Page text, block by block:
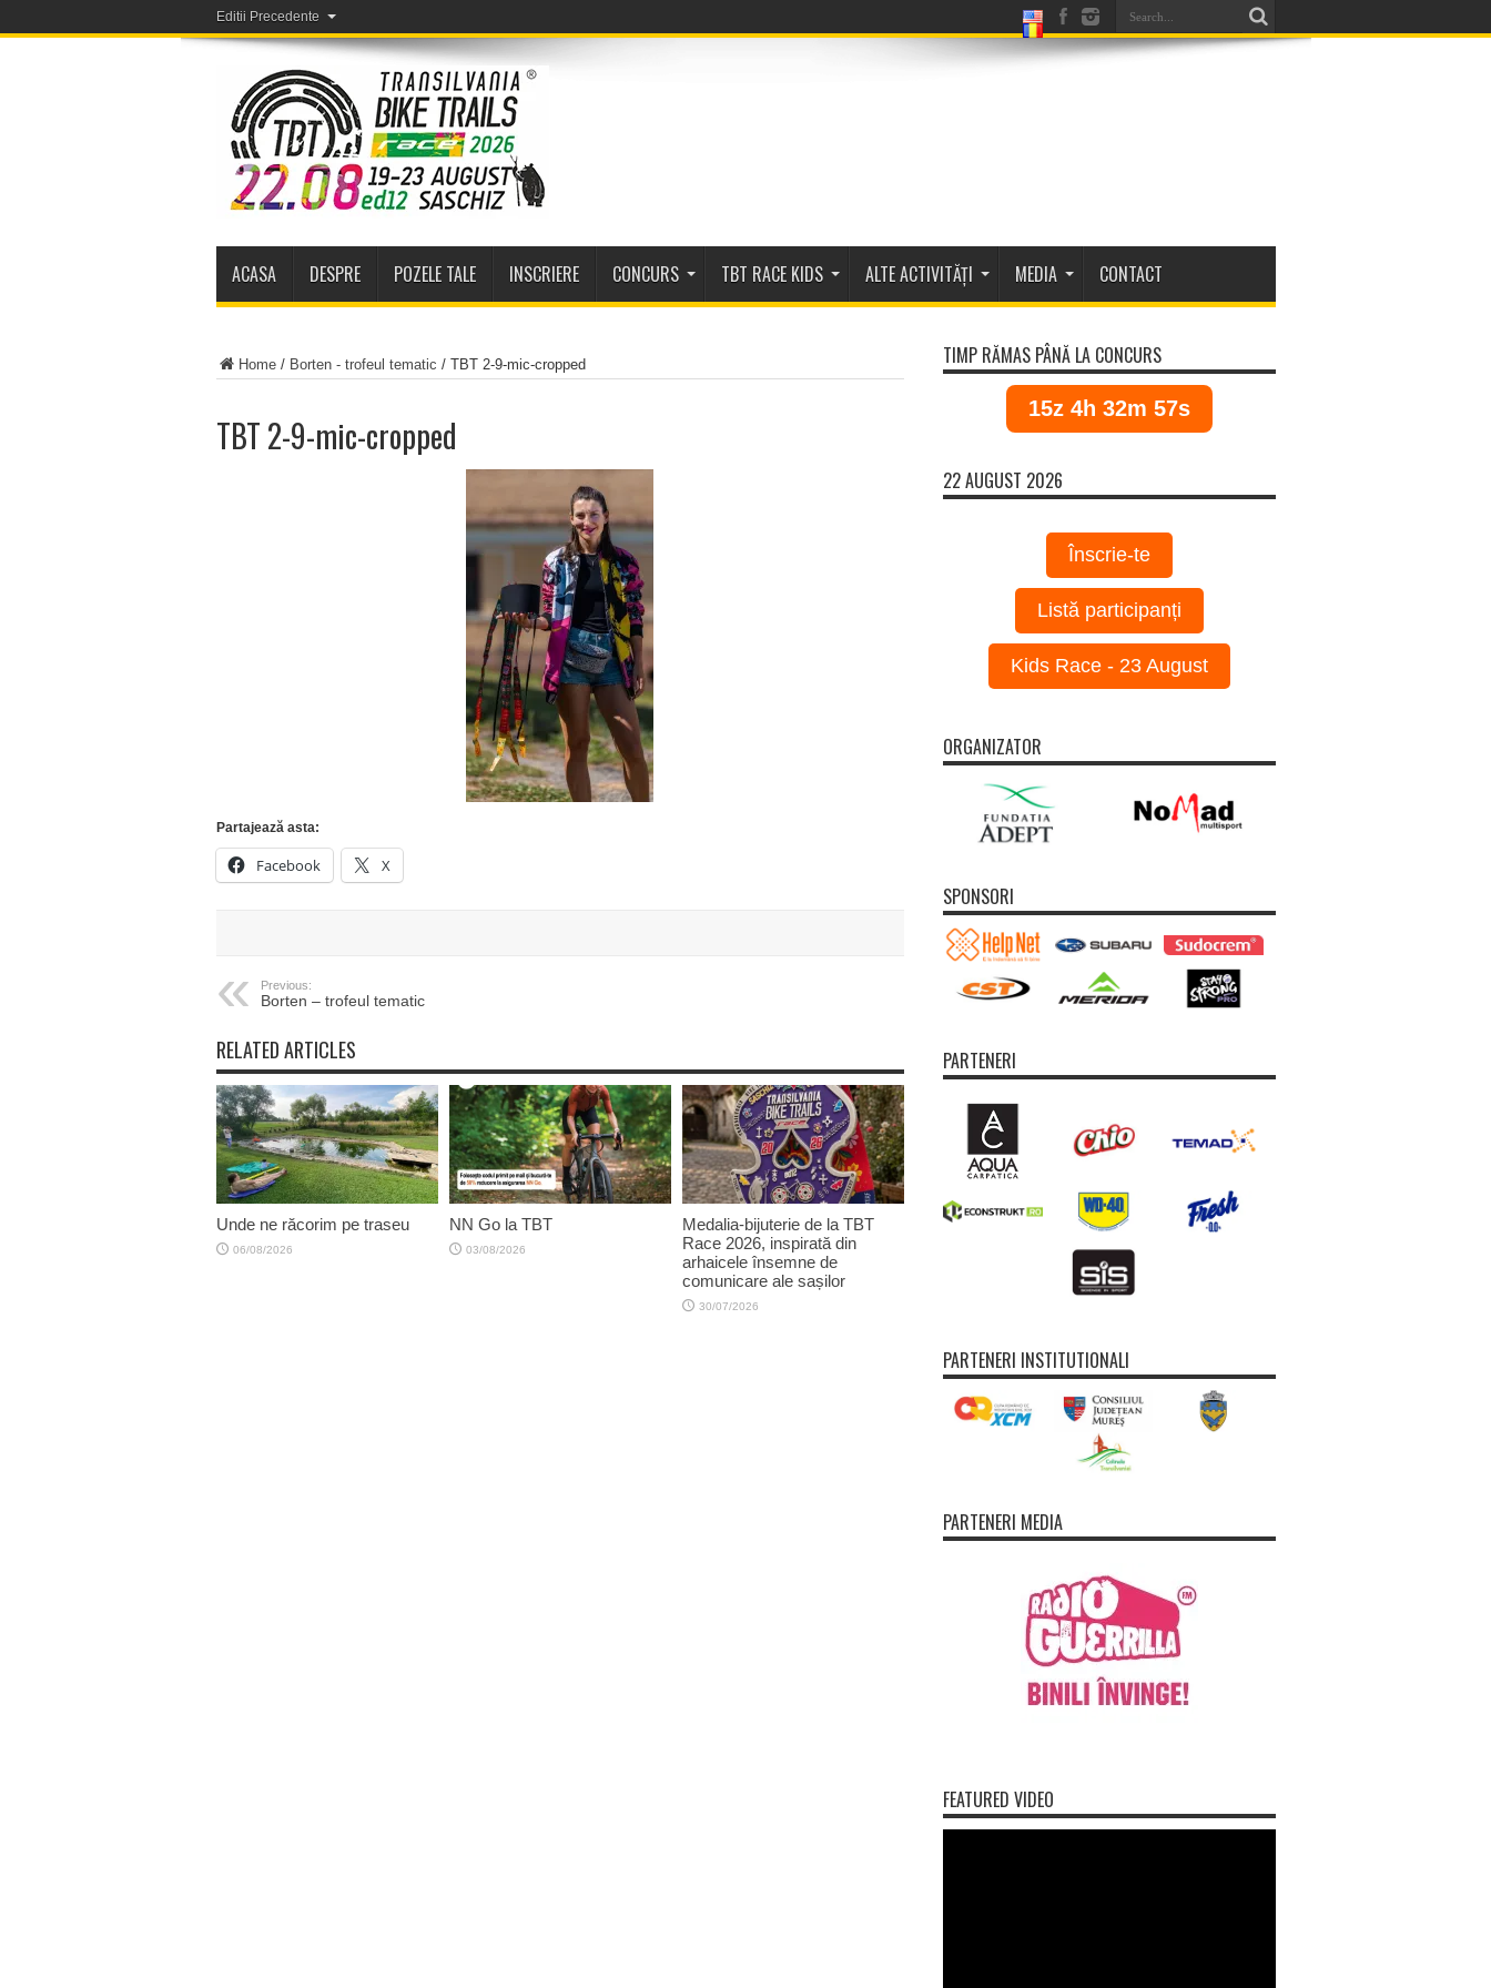
Editii Precedente
ACASA DESPRE POZELE TALE INSCRIERE CONCURS TBT RACE KIDS ALTE ACTIVITĂȚI MEDIA CONTACT
Home/ Borten - trofeul tematic / TBT 2-9-mic-cropped
TBT 2-9-mic-cropped
Partajează asta:
Facebook X
Previous:
Borten – trofeul tematic
RELATED ARTICLES
Unde ne răcorim pe traseu
06/08/2026
NN Go la TBT
03/08/2026
Medalia-bijuterie de la TBT
Race 2026, inspirată din
arhaicele însemne de
comunicare ale sașilor
30/07/2026
TIMP RĂMAS PÂNĂ LA CONCURS
15z 4h 32m 57s
22 AUGUST 2026
Înscrie-te
Listă participanți
Kids Race - 23 August
ORGANIZATOR
SPONSORI
PARTENERI
PARTENERI INSTITUTIONALI
PARTENERI MEDIA
FEATURED VIDEO